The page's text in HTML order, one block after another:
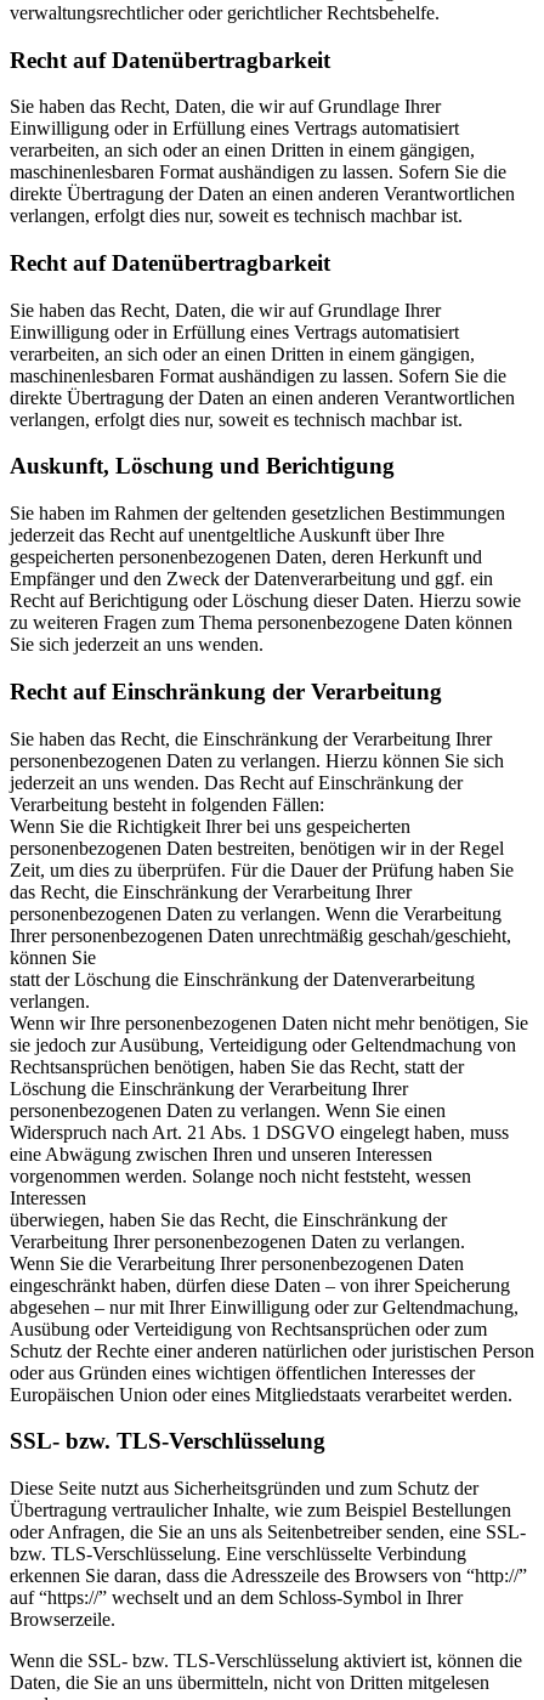
verwaltungsrechtlicher oder gerichtlicher Rechtsbehelfe.
Recht auf Datenübertragbarkeit
Sie haben das Recht, Daten, die wir auf Grundlage Ihrer
Einwilligung oder in Erfüllung eines Vertrags automatisiert
verarbeiten, an sich oder an einen Dritten in einem gängigen,
maschinenlesbaren Format aushändigen zu lassen. Sofern Sie die
direkte Übertragung der Daten an einen anderen Verantwortlichen
verlangen, erfolgt dies nur, soweit es technisch machbar ist.
Recht auf Datenübertragbarkeit
Sie haben das Recht, Daten, die wir auf Grundlage Ihrer
Einwilligung oder in Erfüllung eines Vertrags automatisiert
verarbeiten, an sich oder an einen Dritten in einem gängigen,
maschinenlesbaren Format aushändigen zu lassen. Sofern Sie die
direkte Übertragung der Daten an einen anderen Verantwortlichen
verlangen, erfolgt dies nur, soweit es technisch machbar ist.
Auskunft, Löschung und Berichtigung
Sie haben im Rahmen der geltenden gesetzlichen Bestimmungen
jederzeit das Recht auf unentgeltliche Auskunft über Ihre
gespeicherten personenbezogenen Daten, deren Herkunft und
Empfänger und den Zweck der Datenverarbeitung und ggf. ein
Recht auf Berichtigung oder Löschung dieser Daten. Hierzu sowie
zu weiteren Fragen zum Thema personenbezogene Daten können
Sie sich jederzeit an uns wenden.
Recht auf Einschränkung der Verarbeitung
Sie haben das Recht, die Einschränkung der Verarbeitung Ihrer
personenbezogenen Daten zu verlangen. Hierzu können Sie sich
jederzeit an uns wenden. Das Recht auf Einschränkung der
Verarbeitung besteht in folgenden Fällen:
Wenn Sie die Richtigkeit Ihrer bei uns gespeicherten
personenbezogenen Daten bestreiten, benötigen wir in der Regel
Zeit, um dies zu überprüfen. Für die Dauer der Prüfung haben Sie
das Recht, die Einschränkung der Verarbeitung Ihrer
personenbezogenen Daten zu verlangen. Wenn die Verarbeitung
Ihrer personenbezogenen Daten unrechtmäßig geschah/geschieht,
können Sie
statt der Löschung die Einschränkung der Datenverarbeitung
verlangen.
Wenn wir Ihre personenbezogenen Daten nicht mehr benötigen, Sie
sie jedoch zur Ausübung, Verteidigung oder Geltendmachung von
Rechtsansprüchen benötigen, haben Sie das Recht, statt der
Löschung die Einschränkung der Verarbeitung Ihrer
personenbezogenen Daten zu verlangen. Wenn Sie einen
Widerspruch nach Art. 21 Abs. 1 DSGVO eingelegt haben, muss
eine Abwägung zwischen Ihren und unseren Interessen
vorgenommen werden. Solange noch nicht feststeht, wessen
Interessen
überwiegen, haben Sie das Recht, die Einschränkung der
Verarbeitung Ihrer personenbezogenen Daten zu verlangen.
Wenn Sie die Verarbeitung Ihrer personenbezogenen Daten
eingeschränkt haben, dürfen diese Daten – von ihrer Speicherung
abgesehen – nur mit Ihrer Einwilligung oder zur Geltendmachung,
Ausübung oder Verteidigung von Rechtsansprüchen oder zum
Schutz der Rechte einer anderen natürlichen oder juristischen Person
oder aus Gründen eines wichtigen öffentlichen Interesses der
Europäischen Union oder eines Mitgliedstaats verarbeitet werden.
SSL- bzw. TLS-Verschlüsselung
Diese Seite nutzt aus Sicherheitsgründen und zum Schutz der
Übertragung vertraulicher Inhalte, wie zum Beispiel Bestellungen
oder Anfragen, die Sie an uns als Seitenbetreiber senden, eine SSL-
bzw. TLS-Verschlüsselung. Eine verschlüsselte Verbindung
erkennen Sie daran, dass die Adresszeile des Browsers von “http://”
auf “https://” wechselt und an dem Schloss-Symbol in Ihrer
Browserzeile.
Wenn die SSL- bzw. TLS-Verschlüsselung aktiviert ist, können die
Daten, die Sie an uns übermitteln, nicht von Dritten mitgelesen